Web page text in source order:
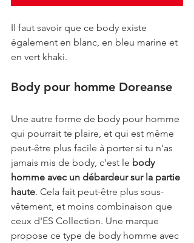
Il faut savoir que ce body existe
également en blanc, en bleu marine et
en vert khaki.
Body pour homme Doreanse
Une autre forme de body pour homme
qui pourrait te plaire, et qui est même
peut-être plus facile à porter si tu n'as
jamais mis de body, c'est le body
homme avec un débardeur sur la partie
haute. Cela fait peut-être plus sous-
vêtement, et moins combinaison que
ceux d'ES Collection. Une marque
propose ce type de body homme avec